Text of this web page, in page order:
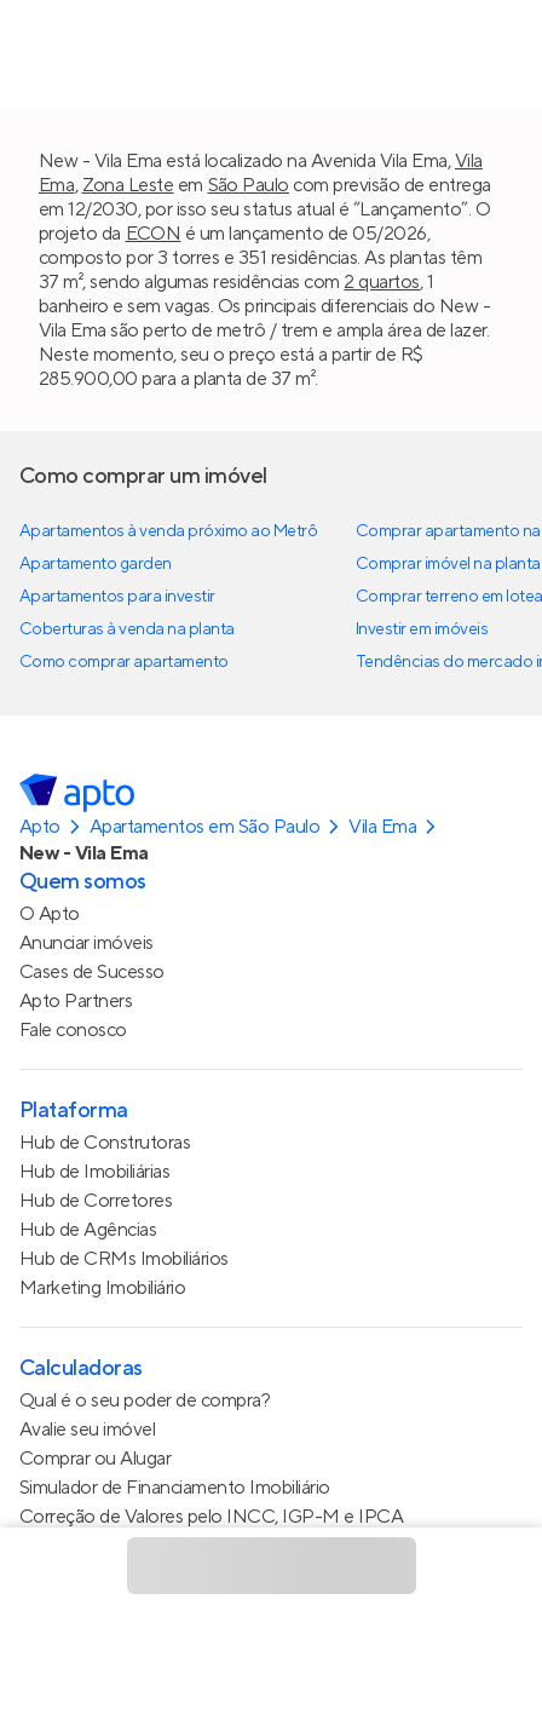
New - Vila Ema está localizado na Avenida Vila Ema,Vila
Ema, Zona Leste em São Paulo com previsão de entrega
em 12/2030, por isso seu status atual é “Lançamento”. O
projeto da ECON é um lançamento de 05/2026,
composto por 3 torres e 351 residências. As plantas têm
37 m², sendo algumas residências com 2 quartos, 1
banheiro e sem vagas. Os principais diferenciais do New -
Vila Ema são perto de metrô / trem e ampla área de lazer.
Neste momento, seu o preço está a partir de R$
285.900,00 para a planta de 37 m².
Como comprar um imóvel
Apartamentos à venda próximo ao Metrô
Apartamento garden
Apartamentos para investir
Coberturas à venda na planta
Como comprar apartamento
Comprar apartamento
Comprar imóvel na planta
Comprar terreno em
Investir em imóveis
Tendências do mercado
Apto Apartamentos em São Paulo
Vila Ema
New - Vila Ema
Quem somos
O Apto
Anunciar imóveis
Cases de Sucesso
Apto Partners
Fale conosco
Plataforma
Hub de Construtoras
Hub de Imobiliárias
Hub de Corretores
Hub de Agências
Hub de CRMs Imobiliários
Marketing Imobiliário
Calculadoras
Qual é o seu poder de compra?
Avalie seu imóvel
Comprar ou Alugar
Simulador de Financiamento Imobiliário
Correção de Valores pelo INCC, IGP-M e IPCA
Estimativa de valor do condomínio